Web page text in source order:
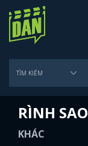
RÌNH SAO
KHÁC